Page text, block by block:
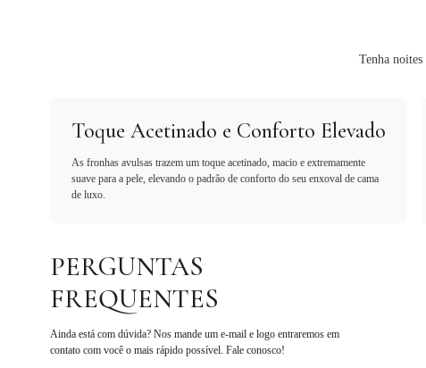
Tenha
Toque Acetinado e Conforto Elevado
As fronhas avulsas trazem um toque acetinado, macio e extremamente
suave para a pele, elevando o padrão de conforto do seu enxoval de cama
de luxo.
PERGUNTAS
FREQUENTES
Ainda está com dúvida? Nos mande um e-mail e logo entraremos em
contato com você o mais rápido possível. Fale conosco!